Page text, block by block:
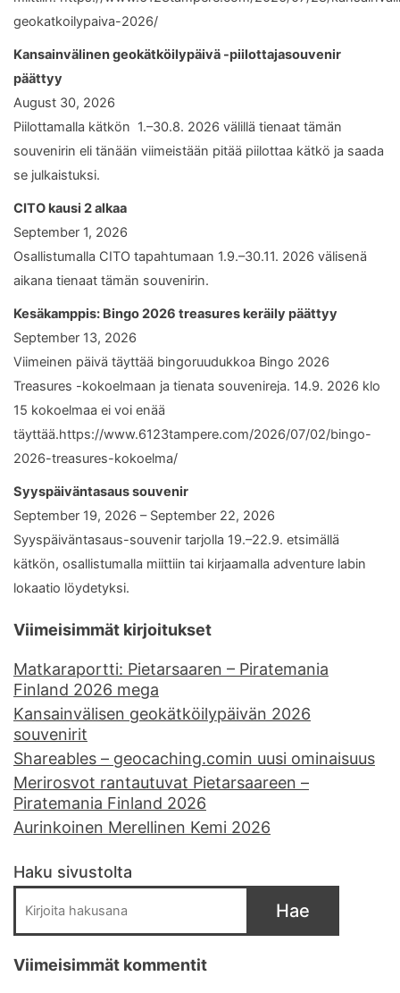
geokatkoilypaiva-2026/
Kansainvälinen geokätköilypäivä -piilottajasouvenir
päättyy
August 30, 2026
Piilottamalla kätkön 1.–30.8. 2026 välillä tienaat tämän
souvenirin eli tänään viimeistään pitää piilottaa kätkö ja saada
se julkaistuksi.
CITO kausi 2 alkaa
September 1, 2026
Osallistumalla CITO tapahtumaan 1.9.–30.11. 2026 välisenä
aikana tienaat tämän souvenirin.
Kesäkamppis: Bingo 2026 treasures keräily päättyy
September 13, 2026
Viimeinen päivä täyttää bingoruudukkoa Bingo 2026
Treasures -kokoelmaan ja tienata souvenireja. 14.9. 2026 klo
15 kokoelmaa ei voi enää
täyttää.https://www.6123tampere.com/2026/07/02/bingo-
2026-treasures-kokoelma/
Syyspäiväntasaus souvenir
September 19, 2026 – September 22, 2026
Syyspäiväntasaus-souvenir tarjolla 19.–22.9. etsimällä
kätkön, osallistumalla miittiin tai kirjaamalla adventure labin
lokaatio löydetyksi.
Viimeisimmät kirjoitukset
Matkaraportti: Pietarsaaren – Piratemania
Finland 2026 mega
Kansainvälisen geokätköilypäivän 2026
souvenirit
Shareables – geocaching.comin uusi ominaisuus
Merirosvot rantautuvat Pietarsaareen –
Piratemania Finland 2026
Aurinkoinen Merellinen Kemi 2026
Haku sivustolta
Hae
Viimeisimmät kommentit